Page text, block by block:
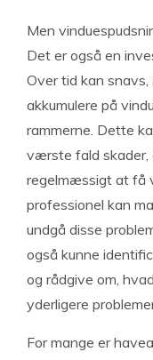
Men
Det er også en
Over tid kan
akkumulere på
rammerne. Dette
værste fald skader,
regelmæssigt at få
professionel kan
undgå disse
også kunne
og rådgive om,
yderligere
For mange er